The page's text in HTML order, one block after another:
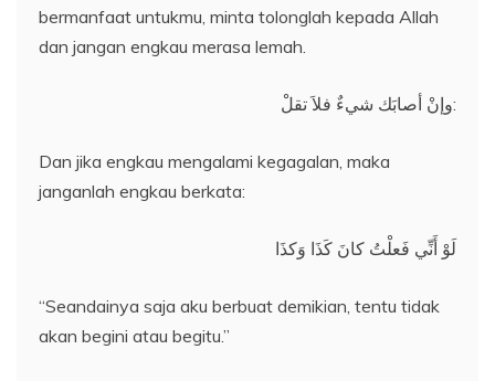
bermanfaat untukmu, minta tolonglah kepada Allah
dan jangan engkau merasa lemah.
وإنْ أصابَك شيءٌ فلاَ تقلْ:
Dan jika engkau mengalami kegagalan, maka
janganlah engkau berkata:
لَوْ أَنِّي فَعلْتُ كانَ كَذَا وَكذَا
“Seandainya saja aku berbuat demikian, tentu tidak
akan begini atau begitu.”